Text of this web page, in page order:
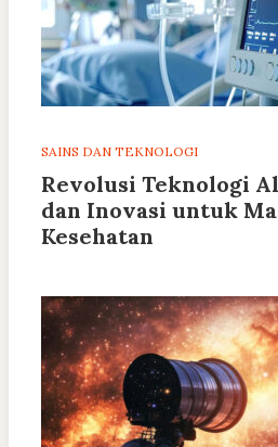
SAINS DAN TEKNOLOGI
Revolusi Teknologi
dan Inovasi untuk
Kesehatan